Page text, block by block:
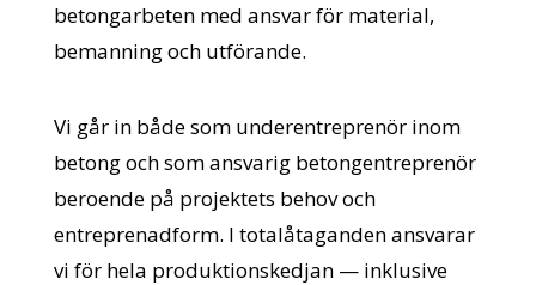
betongarbeten med ansvar för material,
bemanning och utförande.
Vi går in både som underentreprenör inom
betong och som ansvarig betongentreprenör
beroende på projektets behov och
entreprenadform. I totalåtaganden ansvarar
vi för hela produktionskedjan — inklusive